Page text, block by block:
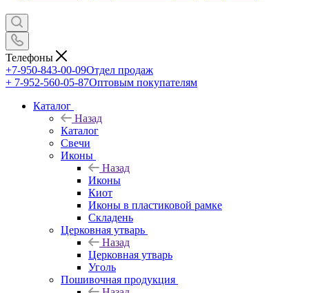
Телефоны
+7-950-843-00-09Отдел продаж
+ 7-952-560-05-87Оптовым покупателям
Каталог
Назад
Каталог
Свечи
Иконы
Назад
Иконы
Киот
Иконы в пластиковой рамке
Складень
Церковная утварь
Назад
Церковная утварь
Уголь
Пошивочная продукция